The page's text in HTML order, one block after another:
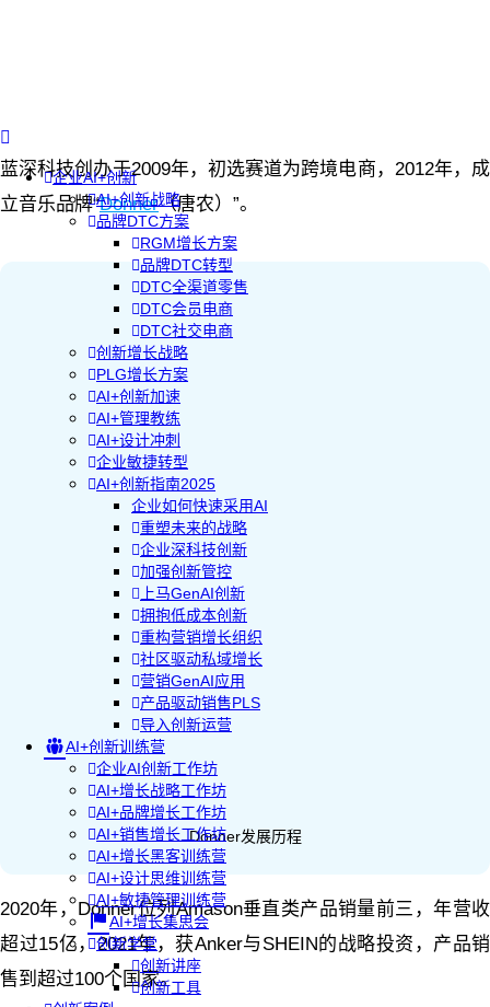
企业AI+创新
AI+创新战略
品牌DTC方案
RGM增长方案
品牌DTC转型
DTC全渠道零售
DTC会员电商
DTC社交电商
创新增长战略
PLG增长方案
AI+创新加速
AI+管理教练
AI+设计冲刺
企业敏捷转型
AI+创新指南2025
企业如何快速采用AI
重塑未来的战略
企业深科技创新
加强创新管控
上马GenAI创新
拥抱低成本创新
重构营销增长组织
社区驱动私域增长
营销GenAI应用
产品驱动销售PLS
导入创新运营
AI+创新训练营
企业AI创新工作坊
AI+增长战略工作坊
AI+品牌增长工作坊
AI+销售增长工作坊
AI+增长黑客训练营
AI+设计思维训练营
AI+敏捷管理训练营
AI+增长集思会
创新学堂
创新讲座
创新工具
蓝深科技创办于2009年，初选赛道为跨境电商，2012年，成
立音乐品牌“Donner（唐农）”。
Donner发展历程
2020年，Donner位列Amason垂直类产品销量前三，年营收
超过15亿，2021年，获Anker与SHEIN的战略投资，产品销
售到超过100个国家。